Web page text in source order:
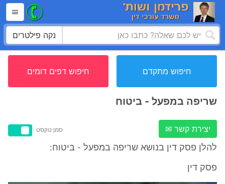
נקה פילטרים
חיפוש מתקדם חיפוש דפים דומים
שריפה במפעל - ביטוח
יצירת קשר ✉ סמן טקסט
להלן פסק דין בנושא שריפה במפעל - ביטוח:
פסק דין